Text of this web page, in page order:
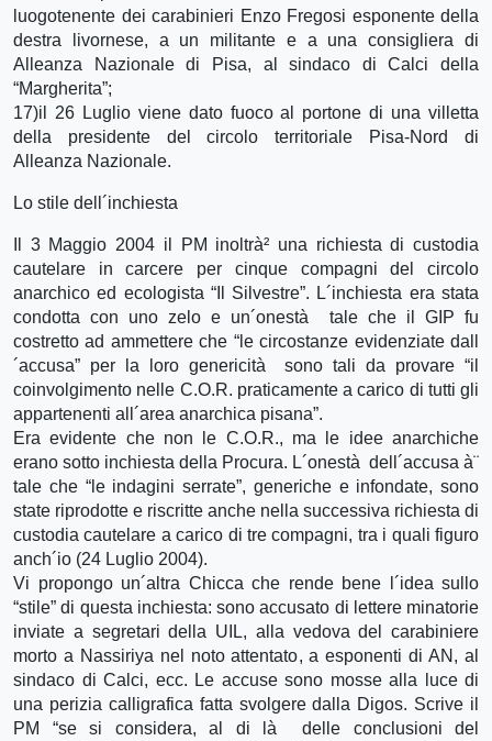
luogotenente dei carabinieri Enzo Fregosi esponente della
destra livornese, a un militante e a una consigliera di
Alleanza Nazionale di Pisa, al sindaco di Calci della
“Margherita”;
17)il 26 Luglio viene dato fuoco al portone di una villetta
della presidente del circolo territoriale Pisa-Nord di
Alleanza Nazionale.
Lo stile dell´inchiesta
Il 3 Maggio 2004 il PM inoltrà² una richiesta di custodia
cautelare in carcere per cinque compagni del circolo
anarchico ed ecologista “Il Silvestre”. L´inchiesta era stata
condotta con uno zelo e un´onestà tale che il GIP fu
costretto ad ammettere che “le circostanze evidenziate dall
´accusa” per la loro genericità sono tali da provare “il
coinvolgimento nelle C.O.R. praticamente a carico di tutti gli
appartenenti all´area anarchica pisana”.
Era evidente che non le C.O.R., ma le idee anarchiche
erano sotto inchiesta della Procura. L´onestà dell´accusa à¨
tale che “le indagini serrate”, generiche e infondate, sono
state riprodotte e riscritte anche nella successiva richiesta di
custodia cautelare a carico di tre compagni, tra i quali figuro
anch´io (24 Luglio 2004).
Vi propongo un´altra Chicca che rende bene l´idea sullo
“stile” di questa inchiesta: sono accusato di lettere minatorie
inviate a segretari della UIL, alla vedova del carabiniere
morto a Nassiriya nel noto attentato, a esponenti di AN, al
sindaco di Calci, ecc. Le accuse sono mosse alla luce di
una perizia calligrafica fatta svolgere dalla Digos. Scrive il
PM “se si considera, al di là delle conclusioni del